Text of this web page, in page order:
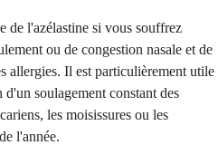
de l'azélastine si vous souffrez
ou de congestion nasale et de
allergies. Il est particulièrement utile
soulagement constant des
les moisissures ou les
l'année.